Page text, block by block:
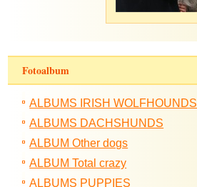
Fotoalbum
ALBUMS IRISH WOLFHOUNDS
ALBUMS DACHSHUNDS
ALBUM Other dogs
ALBUM Total crazy
ALBUMS PUPPIES